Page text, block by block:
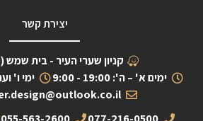
יצירת קשר
קניון שערי העיר - בית שמש
ימים א' – ה': 19:00 - 9:00
ימי ו' וערבי